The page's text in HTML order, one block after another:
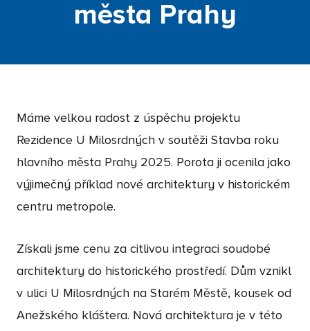
města Prahy
Máme velkou radost z úspěchu projektu
Rezidence U Milosrdných v soutěži Stavba roku
hlavního města Prahy 2025. Porota ji ocenila jako
výjimečný příklad nové architektury v historickém
centru metropole.
Získali jsme cenu za citlivou integraci soudobé
architektury do historického prostředí. Dům vznikl
v ulici U Milosrdných na Starém Městě, kousek od
Anežského kláštera. Nová architektura je v této